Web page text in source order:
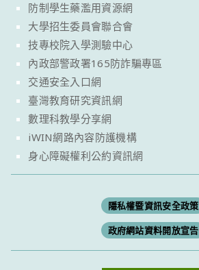
防制學生藥濫用資源網
大學招生委員會聯合會
技專校院入學測驗中心
內政部警政署165防詐騙專區
交通安全入口網
臺灣教育研究資訊網
數理科教學分享網
iWIN網路內容防護機構
身心障礙權利公約資訊網
隱私權暨資訊安全政策
政府網站資料開放宣告